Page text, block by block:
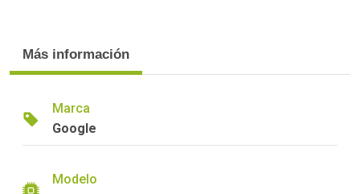
Más información
Marca
Google
Modelo